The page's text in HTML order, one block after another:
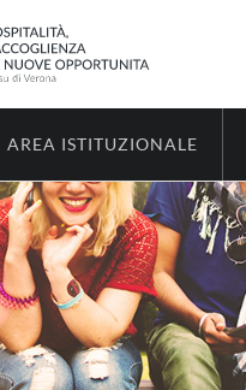
AREA ISTITUZIONALE